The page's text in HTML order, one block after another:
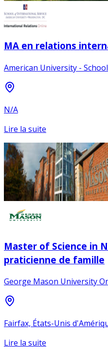
MA en relations
American University -
N/A
Lire la suite
Master of Science in
praticienne de famille
George Mason University
Fairfax, États-Unis
Lire la suite